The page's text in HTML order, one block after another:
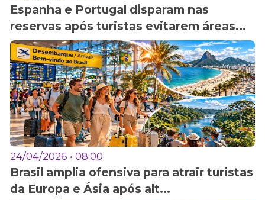
Espanha e Portugal disparam nas
reservas após turistas evitarem áreas...
24/04/2026 • 08:00
Brasil amplia ofensiva para atrair turistas
da Europa e Ásia após alt...